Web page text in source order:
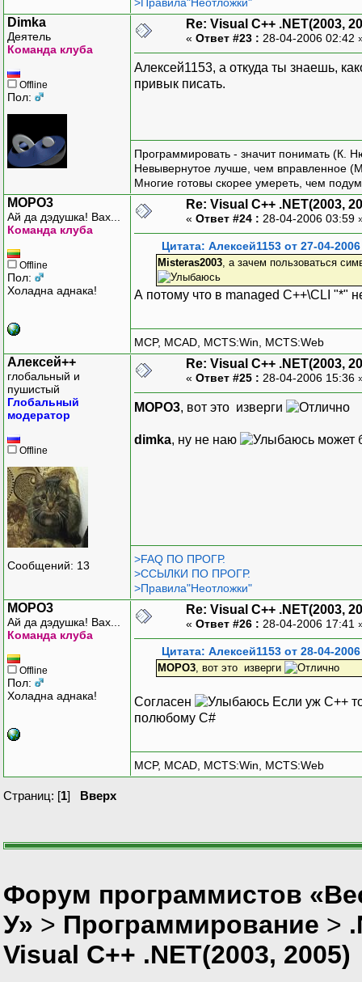
>Правила"Неотложки"
Dimka
Деятель
Команда клуба
Offline
Пол:
Re: Visual C++ .NET(2003,
« Ответ #23 : 28-04-2006 02:42
Алексей1153, а откуда ты знаешь,
привык писать.
Программировать - значит понимать (К.
Невывернутое лучше, чем вправленное
Многие готовы скорее умереть, чем
MOPO3
Ай да дэдушка! Вах...
Команда клуба
Offline
Пол:
Холадна аднака!
Re: Visual C++ .NET(2003,
« Ответ #24 : 28-04-2006 03:59
Цитата: Алексей1153 от 27-04-
Misteras2003, а зачем пользоваться
А потому что в managed C++\CLI "*"
MCP, MCAD, MCTS:Win, MCTS:Web
Алексей++
глобальный и
пушистый
Глобальный
модератор
Offline
Сообщений: 13
Re: Visual C++ .NET(2003,
« Ответ #25 : 28-04-2006 15:36
MOPO3, вот это изверги
dimka, ну не наю может
>FAQ ПО ПРОГР.
>ССЫЛКИ ПО ПРОГР.
>Правила"Неотложки"
MOPO3
Ай да дэдушка! Вах...
Команда клуба
Offline
Пол:
Холадна аднака!
Re: Visual C++ .NET(2003,
« Ответ #26 : 28-04-2006 17:41
Цитата: Алексей1153 от 28-04-
MOPO3, вот это изверги
Согласен
Если уж С++
полюбому С#
MCP, MCAD, MCTS:Win, MCTS:Web
Страниц: [1] Вверх
Форум программистов
У» > Программирование >
Visual C++ .NET(2003, 2005)